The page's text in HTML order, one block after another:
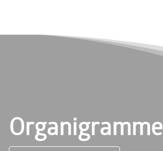
Organigramme